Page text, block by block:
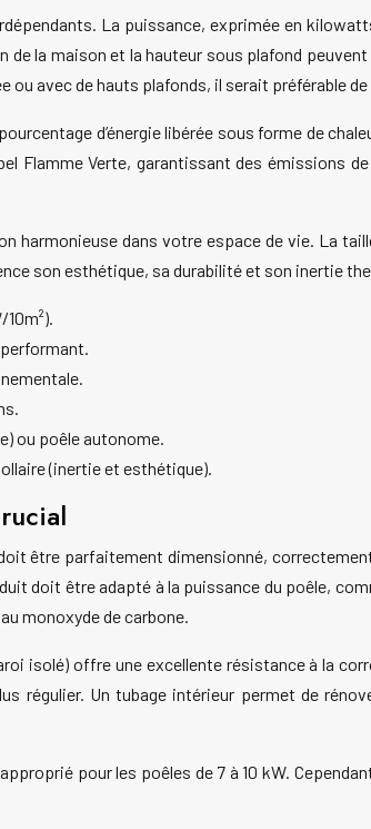
La puissance, exprimée en
de la maison et la hauteur sous plafond
ou avec de hauts plafonds, il serait préférable
d’énergie libérée sous forme de
Flamme Verte, garantissant des émissions
harmonieuse dans votre espace de vie. La
son esthétique, sa durabilité et son inertie
ou poêle autonome.
(inertie et esthétique).
être parfaitement dimensionné,
doit être adapté à la puissance du poêle,
monoxyde de carbone.
isolé) offre une excellente résistance à la
régulier. Un tubage intérieur permet de
pour les poêles de 7 à 10 kW.